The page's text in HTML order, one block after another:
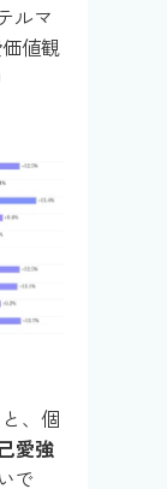
ルマ
値観
、個
愛強
で